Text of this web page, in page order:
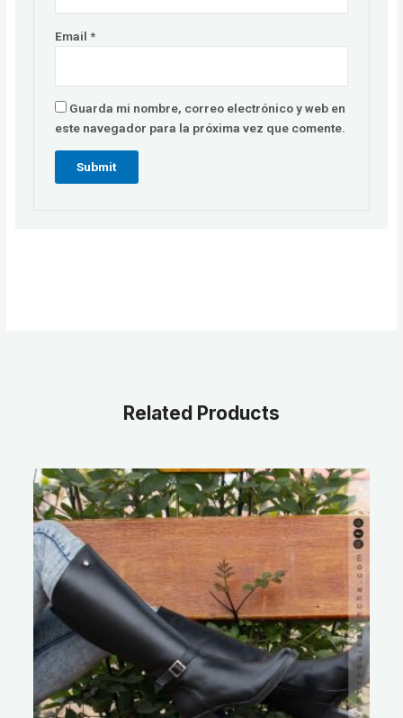
Email*
Guarda mi nombre, correo electrónico y web en
este navegador para la próxima vez que comente.
Related Products